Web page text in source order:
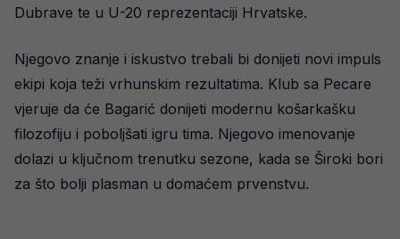
Dubrave te u U-20 reprezentaciji Hrvatske.
Njegovo znanje i iskustvo trebali bi donijeti novi impuls
ekipi koja teži vrhunskim rezultatima. Klub sa Pecare
vjeruje da će Bagarić donijeti modernu košarkašku
filozofiju i poboljšati igru tima. Njegovo imenovanje
dolazi u ključnom trenutku sezone, kada se Široki bori
za što bolji plasman u domaćem prvenstvu.